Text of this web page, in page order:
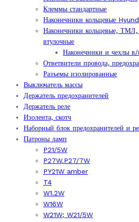
Клеммы стандартные
Наконечники кольцевые
Наконечники кольцевые, ТМЛ,
втулочные
Наконечники и чехлы в/
Ответвители провода,
Разъемы изолированные
Выключатель массы
Держатель предохранителей
Держатель реле
Изолента, скотч
Наборный блок предохранителей и
Патроны ламп
P21/5W
P27W.P27/7W
PY21W amber
T4
W1.2W
W16W
W21W; W21/5W